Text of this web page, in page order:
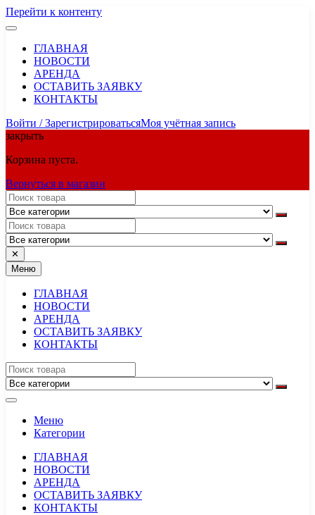
Перейти к контенту
ГЛАВНАЯ
НОВОСТИ
АРЕНДА
ОСТАВИТЬ ЗАЯВКУ
КОНТАКТЫ
Войти / ЗарегистрироватьсяМоя учётная запись
закрыть
Корзина пуста.
Вернуться в магазин
✕
Меню
ГЛАВНАЯ
НОВОСТИ
АРЕНДА
ОСТАВИТЬ ЗАЯВКУ
КОНТАКТЫ
Меню
Категории
ГЛАВНАЯ
НОВОСТИ
АРЕНДА
ОСТАВИТЬ ЗАЯВКУ
КОНТАКТЫ